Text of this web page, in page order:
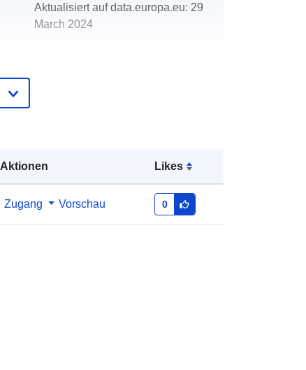
Aktionen Likes
Zugang Vorschau 0
Aktualisiert auf data.europa.eu: 29
March 2024